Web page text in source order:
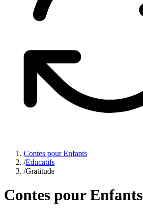
Contes pour Enfants
/Educatifs
/Gratitude
Contes pour Enfants